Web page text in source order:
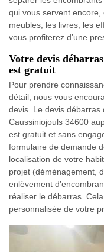
qui vous servent
meubles, les livres, les
vous profiterez d’une
Votre devis
est gratuit
Pour prendre
détail, nous vous
devis. Le devis
Caussiniojouls 34600
est gratuit et sans
formulaire de demande
localisation de votre
projet (déménagement,
enlèvement
réaliser le débarras.
personnalisée de votre